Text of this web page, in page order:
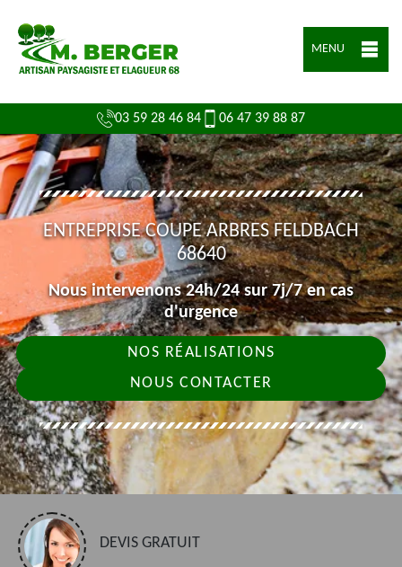
MENU
03 59 28 46 84 06 47 39 88 87
ENTREPRISE COUPE ARBRES FELDBACH
68640
Nous intervenons 24h/24 sur 7j/7 en cas
d'urgence
NOS RÉALISATIONS
NOUS CONTACTER
DEVIS GRATUIT